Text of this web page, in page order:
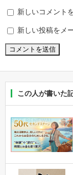
新しいコメント
新しい投稿をメ
この人が書いた